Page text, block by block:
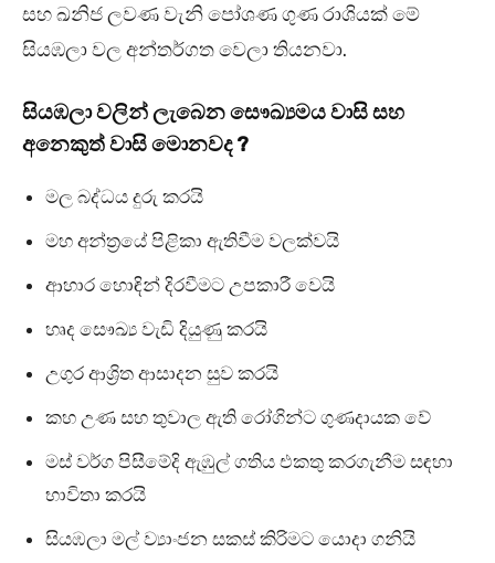
සහ ඛනිජ ලවණ වැනි පෝශණ ගුණ රාශියක් මේ
සියඹලා වල අන්තර්ගත වෙලා තියනවා.
සියඹලා වලින් ලැබෙන සෞඛ්‍යමය වාසි සහ
අනෙකුත් වාසි මොනවද ?
මල බද්ධය දුරු කරයි
මහ අන්ත්‍රයේ පිළිකා ඇතිවීම වලක්වයි
ආහාර හොඳින් දිරවීමට උපකාරී වෙයි
හෘද සෞඛ්‍ය වැඩි දියුණු කරයි
උගුර ආශ්‍රිත ආසාදන සුව කරයි
කහ උණ සහ තුවාල ඇති රෝගින්ට ගුණදායක වේ
මස් වර්ග පිසීමේදි ඇඹුල් ගතිය එකතු කරගැනීම සඳහා
භාවිතා කරයි
සියඹලා මල් ව්‍යාංජන සකස් කිරිමට යොදා ගනියි